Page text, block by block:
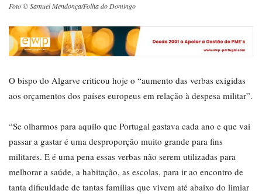
Foto © Samuel Mendonça/Folha do Domingo
O bispo do Algarve criticou hoje o “aumento das verbas exigidas
aos orçamentos dos países europeus em relação à despesa militar”.
“Se olharmos para aquilo que Portugal gastava cada ano e que vai
passar a gastar é uma desproporção muito grande para fins
militares. E é uma pena essas verbas não serem utilizadas para
melhorar a saúde, a habitação, as escolas, para ir ao encontro de
tanta dificuldade de tantas famílias que vivem até abaixo do limiar